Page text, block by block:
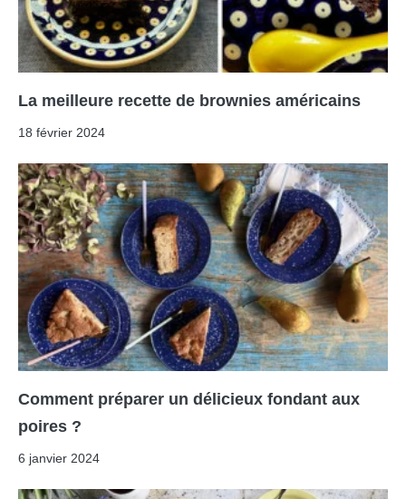
La meilleure recette de brownies américains
18 février 2024
Comment préparer un délicieux fondant aux
poires ?
6 janvier 2024